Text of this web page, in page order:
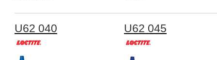
U62 040 U62 045